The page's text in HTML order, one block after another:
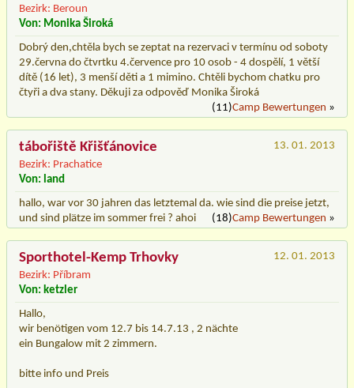
Bezirk: Beroun
Von: Monika Široká
Dobrý den,chtěla bych se zeptat na rezervaci v termínu od soboty
29.června do čtvrtku 4.července pro 10 osob - 4 dospělí, 1 větší
dítě (16 let), 3 menší děti a 1 mimino. Chtěli bychom chatku pro
čtyři a dva stany. Děkuji za odpověď Monika Široká
(11)Camp Bewertungen »
tábořiště Křišťánovice
Bezirk: Prachatice
13. 01. 2013
Von: land
hallo, war vor 30 jahren das letztemal da. wie sind die preise jetzt,
und sind plätze im sommer frei ? ahoi
(18)Camp Bewertungen »
Sporthotel-Kemp Trhovky
Bezirk: Příbram
12. 01. 2013
Von: ketzler
Hallo,
wir benötigen vom 12.7 bis 14.7.13 , 2 nächte
ein Bungalow mit 2 zimmern.
bitte info und Preis